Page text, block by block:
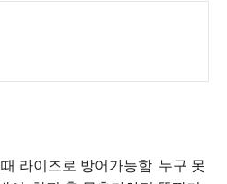
라이즈로 방어가능함. 누구 못